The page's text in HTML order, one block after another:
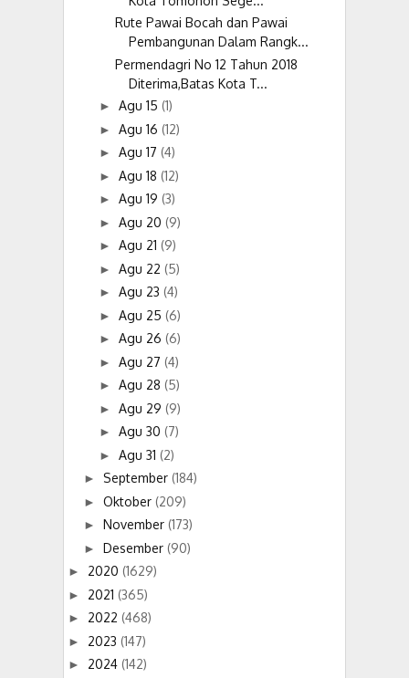
Rute Pawai Bocah dan Pawai
Pembangunan Dalam Rangk...
Permendagri No 12 Tahun 2018
Diterima,Batas Kota T...
► Agu 15 (1)
► Agu 16 (12)
► Agu 17 (4)
► Agu 18 (12)
► Agu 19 (3)
► Agu 20 (9)
► Agu 21 (9)
► Agu 22 (5)
► Agu 23 (4)
► Agu 25 (6)
► Agu 26 (6)
► Agu 27 (4)
► Agu 28 (5)
► Agu 29 (9)
► Agu 30 (7)
► Agu 31 (2)
► September (184)
► Oktober (209)
► November (173)
► Desember (90)
► 2020 (1629)
► 2021 (365)
► 2022 (468)
► 2023 (147)
► 2024 (142)